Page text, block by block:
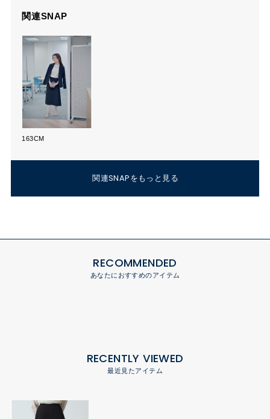
関連SNAP
163CM
関連SNAPをもっと見る
RECOMMENDED
あなたにおすすめのアイテム
RECENTLY VIEWED
最近見たアイテム